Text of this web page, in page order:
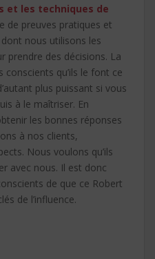
et les techniques de
de preuves pratiques et
nous utilisons les
prendre des décisions. La
qu’ils le font ce
plus puissant si vous
à le maîtriser. En
les bonnes réponses
à nos clients,
Nous voulons qu’ils
avec nous. Il est donc
de que ce Robert
de l’influence.